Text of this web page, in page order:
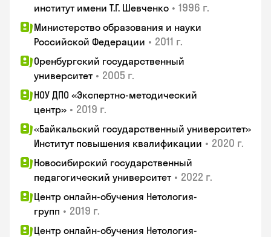
институт имени Т.Г. Шевченко • 1996 г.
Министерство образования и науки
Российской Федерации • 2011 г.
Оренбургский государственный
университет • 2005 г.
НОУ ДПО «Экспертно-методический
центр» • 2019 г.
«Байкальский государственный университет»
Институт повышения квалификации • 2020 г.
Новосибирский государственный
педагогический университет • 2022 г.
Центр онлайн-обучения Нетология-
групп • 2019 г.
Центр онлайн-обучения Нетология-